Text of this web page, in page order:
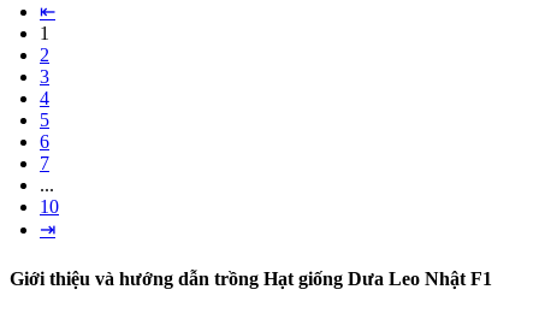
⇤
1
2
3
4
5
6
7
...
10
⇥
Giới thiệu và hướng dẫn trồng Hạt giống Dưa Leo Nhật F1